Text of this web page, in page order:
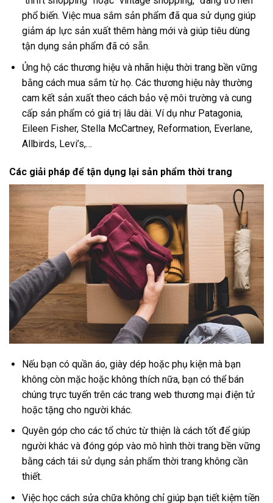
phổ biến. Việc mua sắm sản phẩm đã qua sử dụng giúp
giảm áp lực sản xuất thêm hàng mới và giúp tiêu dùng
tận dụng sản phẩm đã có sẵn.
Ủng hộ các thương hiệu và nhãn hiệu thời trang bền vững
bằng cách mua sắm từ họ. Các thương hiệu này thường
cam kết sản xuất theo cách bảo vệ môi trường và cung
cấp sản phẩm có giá trị lâu dài. Ví dụ như Patagonia,
Eileen Fisher, Stella McCartney, Reformation, Everlane,
Allbirds, Levi’s,…
Các giải pháp để tận dụng lại sản phẩm thời trang
Nếu bạn có quần áo, giày dép hoặc phụ kiện mà bạn
không còn mặc hoặc không thích nữa, bạn có thể bán
chúng trực tuyến trên các trang web thương mại điện tử
hoặc tặng cho người khác.
Quyên góp cho các tổ chức từ thiện là cách tốt để giúp
người khác và đóng góp vào mô hình thời trang bền vững
bằng cách tái sử dụng sản phẩm thời trang không cần
thiết.
Việc học cách sửa chữa không chỉ giúp bạn tiết kiệm tiền